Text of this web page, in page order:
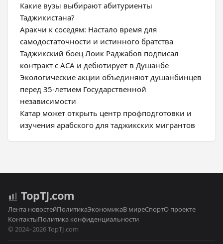
Какие вузы выбирают абитуриенты
Таджикистана?
Аракчи к соседям: Настало время для
самодостаточности и истинного братства
Таджикский боец Лоик Раджабов подписал
контракт с ACA и дебютирует в Душанбе
Экологические акции объединяют душанбинцев
перед 35-летием Государственной
независимости
Катар может открыть центр профподготовки и
изучения арабского для таджикских мигрантов
TopTJ.com
Лента новостейПолитикаЭкономикаВ миреСпортО проекте
КонтактыПолитика конфиденциальности
© 2024–2026 TopTJ.com